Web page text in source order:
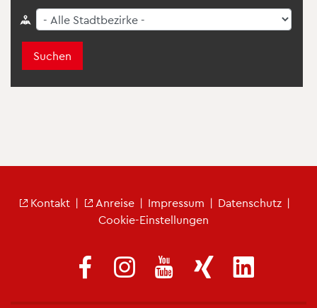
Suchen
Fu­ß­zei­len­me­nü Kon­takt | An­rei­se | Im­pres­sum | Da­ten­schutz |
Coo­kie-Ein­stel­lun­gen